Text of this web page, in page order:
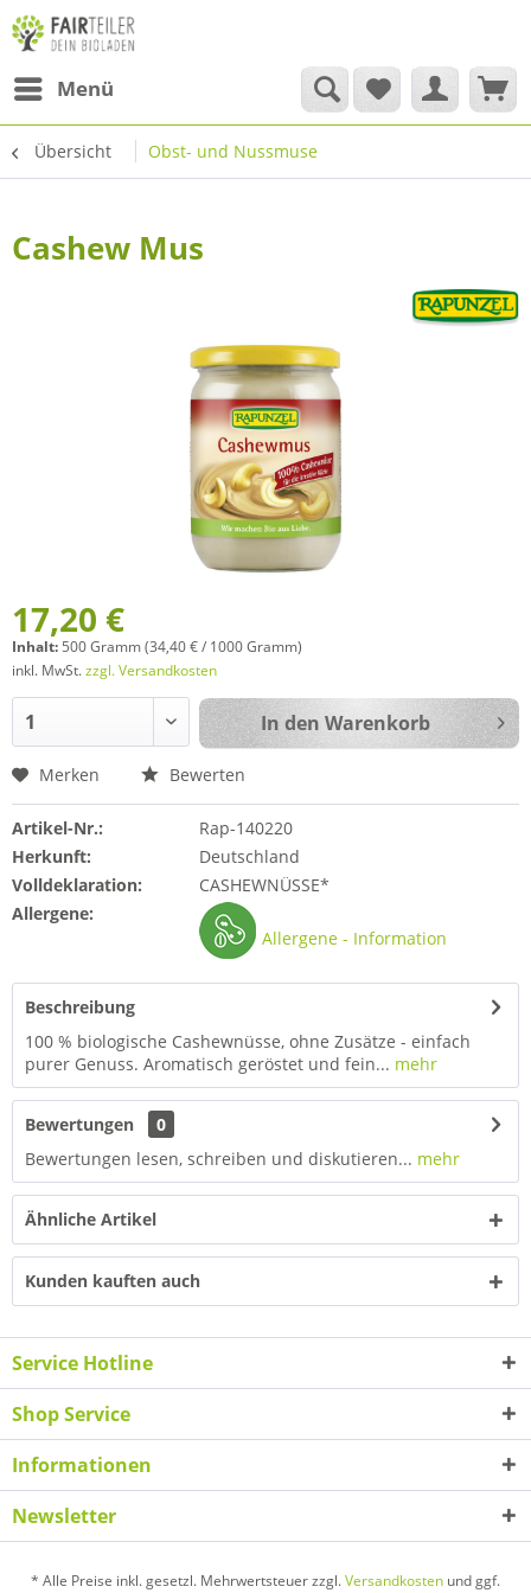
Menü
Übersicht Obst- und Nussmuse
Cashew Mus
17,20 €
Inhalt: 500 Gramm (34,40 € / 1000 Gramm)
inkl. MwSt.zzgl. Versandkosten
In den Warenkorb
Merken Bewerten
Artikel-Nr.:
Rap-140220
Herkunft:
Deutschland
Volldeklaration:
CASHEWNÜSSE*
Allergene:
Allergene - Information
Beschreibung
100 % biologische Cashewnüsse, ohne Zusätze - einfach
purer Genuss. Aromatisch geröstet und fein... mehr
Bewertungen
0
Bewertungen lesen, schreiben und diskutieren... mehr
Ähnliche Artikel
Kunden kauften auch
Service Hotline
Shop Service
Informationen
Newsletter
* Alle Preise inkl. gesetzl. Mehrwertsteuer zzgl.Versandkosten und ggf.